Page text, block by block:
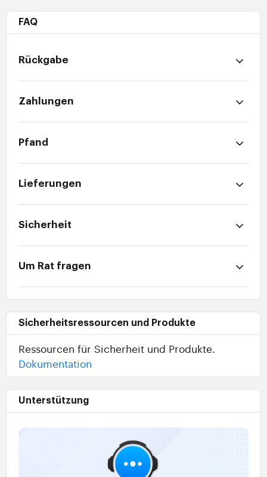
FAQ
Rückgabe
Zahlungen
Pfand
Lieferungen
Sicherheit
Um Rat fragen
Sicherheitsressourcen und Produkte
Ressourcen für Sicherheit und Produkte.
Dokumentation
Unterstützung